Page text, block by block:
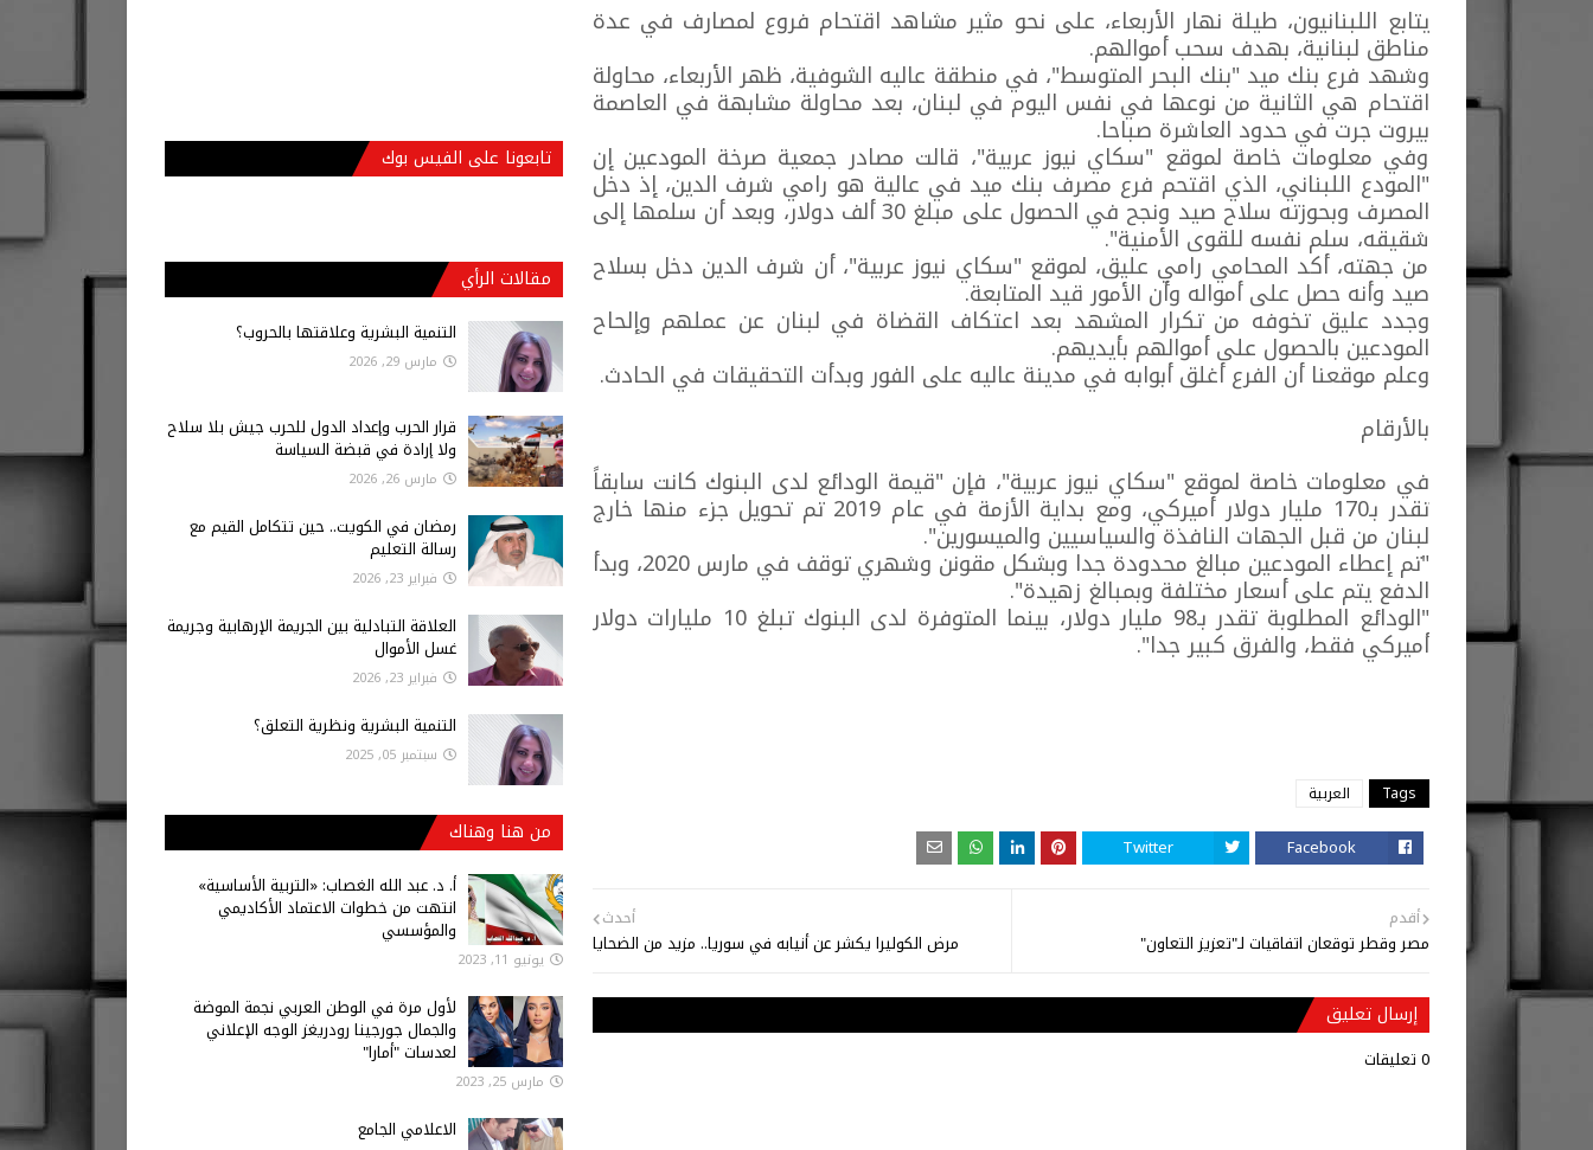
يتابع اللبنانيون، طيلة نهار الأربعاء، على نحو مثير مشاهد اقتحام فروع لمصارف في عدة
مناطق لبنانية، بهدف سحب أموالهم.
وشهد فرع بنك ميد "بنك البحر المتوسط"، في منطقة عاليه الشوفية، ظهر الأربعاء، محاولة
اقتحام هي الثانية من نوعها في نفس اليوم في لبنان، بعد محاولة مشابهة في العاصمة
بيروت جرت في حدود العاشرة صباحا.
وفي معلومات خاصة لموقع "سكاي نيوز عربية"، قالت مصادر جمعية صرخة المودعين إن
"المودع اللبناني، الذي اقتحم فرع مصرف بنك ميد في عالية هو رامي شرف الدين، إذ دخل
المصرف وبحوزته سلاح صيد ونجح في الحصول على مبلغ 30 ألف دولار، وبعد أن سلمها إلى
شقيقه، سلم نفسه للقوى الأمنية".
من جهته، أكد المحامي رامي عليق، لموقع "سكاي نيوز عربية"، أن شرف الدين دخل بسلاح
صيد وأنه حصل على أمواله وأن الأمور قيد المتابعة.
وجدد عليق تخوفه من تكرار المشهد بعد اعتكاف القضاة في لبنان عن عملهم وإلحاح
المودعين بالحصول على أموالهم بأيديهم.
وعلم موقعنا أن الفرع أغلق أبوابه في مدينة عاليه على الفور وبدأت التحقيقات في الحادث.
بالأرقام
في معلومات خاصة لموقع "سكاي نيوز عربية"، فإن "قيمة الودائع لدى البنوك كانت سابقاً
تقدر بـ170 مليار دولار أميركي، ومع بداية الأزمة في عام 2019 تم تحويل جزء منها خارج
لبنان من قبل الجهات النافذة والسياسيين والميسورين".
"تم إعطاء المودعين مبالغ محدودة جدا وبشكل مقونن وشهري توقف في مارس 2020، وبدأ
الدفع يتم على أسعار مختلفة وبمبالغ زهيدة".
"الودائع المطلوبة تقدر بـ98 مليار دولار، بينما المتوفرة لدى البنوك تبلغ 10 مليارات دولار
أميركي فقط، والفرق كبير جدا".
Tags العربية
Facebook
Twitter
أحدث
مرض الكوليرا يكشر عن أنيابه في سوريا.. مزيد من الضحايا
أقدم
مصر وقطر توقعان اتفاقيات لـ"تعزيز التعاون"
إرسال تعليق
0 تعليقات
تابعونا على الفيس بوك
مقالات الرأي
التنمية البشرية وعلاقتها بالحروب؟
مارس 29, 2026
قرار الحرب وإعداد الدول للحرب جيش بلا سلاح
ولا إرادة في قبضة السياسة
مارس 26, 2026
رمضان في الكويت.. حين تتكامل القيم مع
رسالة التعليم
فبراير 23, 2026
العلاقة التبادلية بين الجريمة الإرهابية وجريمة
غسل الأموال
فبراير 23, 2026
التنمية البشرية ونظرية التعلق؟
سبتمبر 05, 2025
من هنا وهناك
أ‌. د. عبد الله الغصاب: «التربية الأساسية»
انتهت من خطوات الاعتماد الأكاديمي
والمؤسسي
يونيو 11, 2023
لأول مرة في الوطن العربي نجمة الموضة
والجمال جورجينا رودريغز الوجه الإعلاني
لعدسات "أمارا"
مارس 25, 2023
الاعلامي الجامع